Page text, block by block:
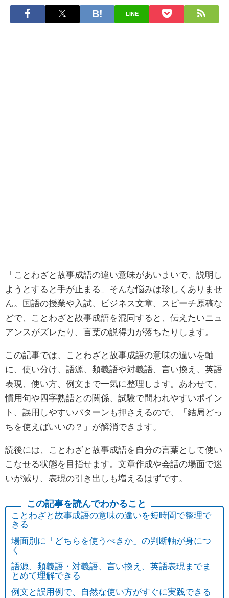
LINE
「ことわざと故事成語の違い意味があいまいで、説明し
ようとすると手が止まる」そんな悩みは珍しくありませ
ん。国語の授業や入試、ビジネス文章、スピーチ原稿な
どで、ことわざと故事成語を混同すると、伝えたいニュ
アンスがズレたり、言葉の説得力が落ちたりします。
この記事では、ことわざと故事成語の意味の違いを軸
に、使い分け、語源、類義語や対義語、言い換え、英語
表現、使い方、例文まで一気に整理します。あわせて、
慣用句や四字熟語との関係、試験で問われやすいポイン
ト、誤用しやすいパターンも押さえるので、「結局どっ
ちを使えばいいの？」が解消できます。
読後には、ことわざと故事成語を自分の言葉として使い
こなせる状態を目指せます。文章作成や会話の場面で迷
いが減り、表現の引き出しも増えるはずです。
ことわざと故事成語の意味の違いを短時間で整理で
きる
場面別に「どちらを使うべきか」の判断軸が身につ
く
語源、類義語・対義語、言い換え、英語表現までま
とめて理解できる
例文と誤用例で、自然な使い方がすぐに実践できる